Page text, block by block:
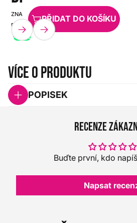
ZNAČKA:
DUNLOP
SKU:
HX0000000108576
AKCE
PŘIDAT DO KOŠÍKU
Více o produktu
POPISEK
Recenze
Buďte první, kdo
Napsat